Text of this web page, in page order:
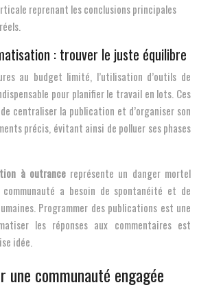
reprenant les conclusions principales
: trouver le juste équilibre
au budget limité, l’utilisation d’outils de
pour planifier le travail en lots. Ces
centraliser la publication et d’organiser son
précis, évitant ainsi de polluer ses phases
à outrancereprésente un danger mortel
communauté a besoin de spontanéité et de
Programmer des publications est une
les réponses aux commentaires est
idée.
une communauté engagée